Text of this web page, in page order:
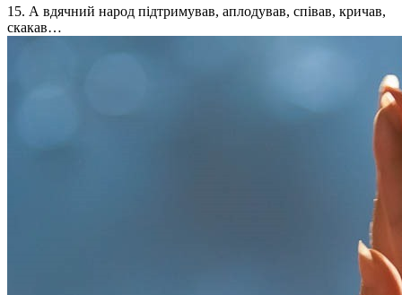
15. А вдячний народ підтримував, аплодував, співав, кричав,
скакав…